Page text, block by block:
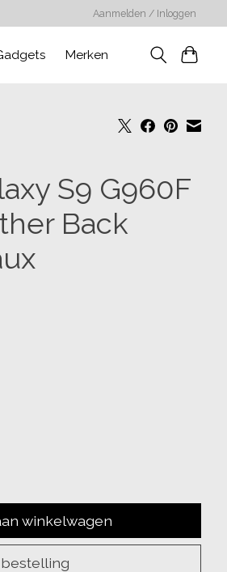
Aanmelden / Inloggen
Merken
S9 G960F
Back
is
winkelwagen